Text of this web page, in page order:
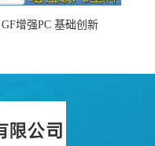
GF增强PC 基础创新